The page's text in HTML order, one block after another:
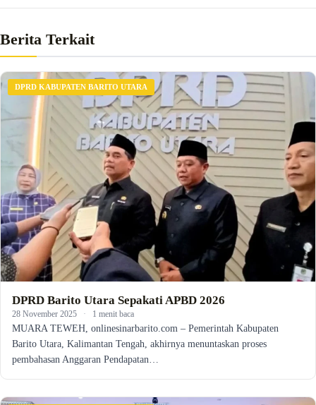
Berita Terkait
DPRD KABUPATEN BARITO UTARA
DPRD Barito Utara Sepakati APBD 2026
28 November 2025 · 1 menit baca
MUARA TEWEH, onlinesinarbarito.com – Pemerintah Kabupaten
Barito Utara, Kalimantan Tengah, akhirnya menuntaskan proses
pembahasan Anggaran Pendapatan…